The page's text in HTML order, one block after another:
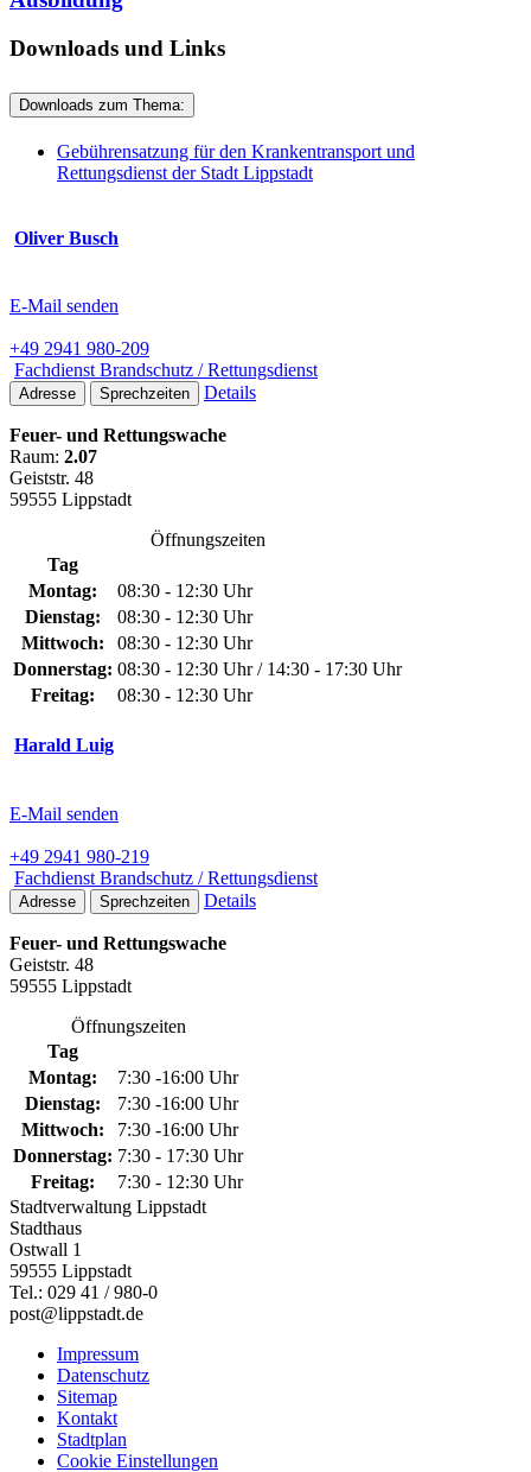
Downloads und Links
Downloads zum Thema:
Gebührensatzung für den Krankentransport und
Rettungsdienst der Stadt Lippstadt
Oliver Busch
E-Mail senden
+49 2941 980-209
Fachdienst Brandschutz / Rettungsdienst
Adresse Sprechzeiten Details
Feuer- und Rettungswache
Raum: 2.07
Geiststr. 48
59555 Lippstadt
Öffnungszeiten
Tag
Montag:
08:30 - 12:30 Uhr
Dienstag:
08:30 - 12:30 Uhr
Mittwoch:
08:30 - 12:30 Uhr
Donnerstag: 08:30 - 12:30 Uhr / 14:30 - 17:30 Uhr
Freitag:
08:30 - 12:30 Uhr
Harald Luig
E-Mail senden
+49 2941 980-219
Fachdienst Brandschutz / Rettungsdienst
Adresse Sprechzeiten Details
Feuer- und Rettungswache
Geiststr. 48
59555 Lippstadt
Öffnungszeiten
Tag
Montag:
7:30 -16:00 Uhr
Dienstag:
7:30 -16:00 Uhr
Mittwoch:
7:30 -16:00 Uhr
Donnerstag: 7:30 - 17:30 Uhr
Freitag:
7:30 - 12:30 Uhr
Stadtverwaltung Lippstadt
Stadthaus
Ostwall 1
59555 Lippstadt
Tel.: 029 41 / 980-0
post@lippstadt.de
Impressum
Datenschutz
Sitemap
Kontakt
Stadtplan
Cookie Einstellungen